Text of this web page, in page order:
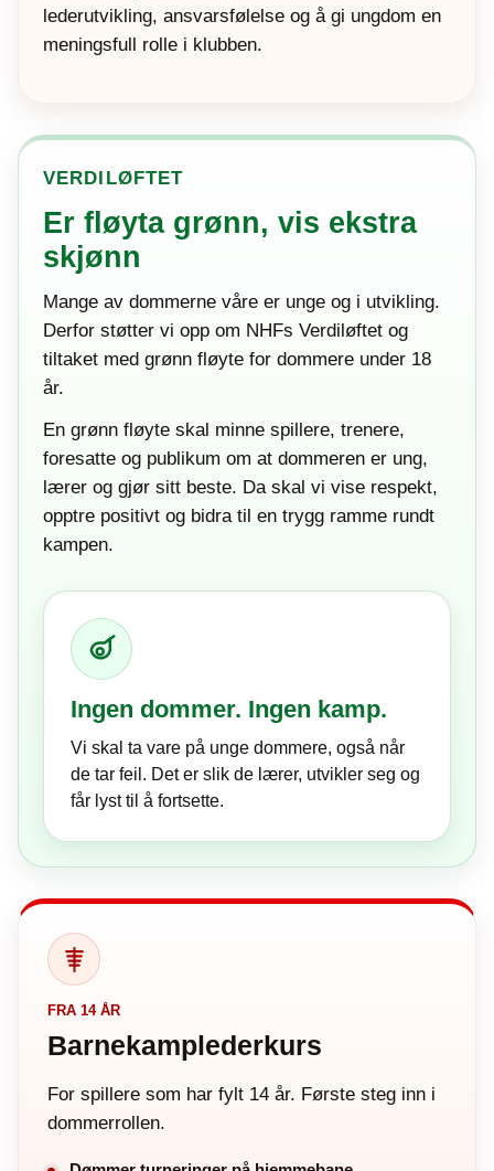
lederutvikling, ansvarsfølelse og å gi ungdom en
meningsfull rolle i klubben.
VERDILØFTET
Er fløyta grønn, vis ekstra
skjønn
Mange av dommerne våre er unge og i utvikling.
Derfor støtter vi opp om NHFs Verdiløftet og
tiltaket med grønn fløyte for dommere under 18
år.
En grønn fløyte skal minne spillere, trenere,
foresatte og publikum om at dommeren er ung,
lærer og gjør sitt beste. Da skal vi vise respekt,
opptre positivt og bidra til en trygg ramme rundt
kampen.
Ingen dommer. Ingen kamp.
Vi skal ta vare på unge dommere, også når
de tar feil. Det er slik de lærer, utvikler seg og
får lyst til å fortsette.
FRA 14 ÅR
Barnekamplederkurs
For spillere som har fylt 14 år. Første steg inn i
dommerrollen.